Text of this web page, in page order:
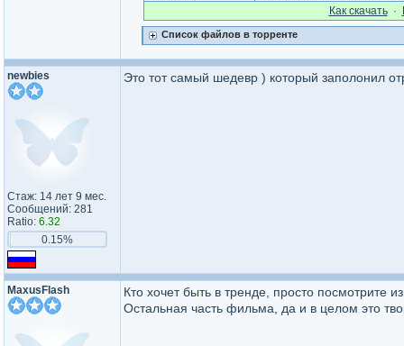
Как cкачать·
Список файлов в торренте
newbies
Стаж: 14 лет 9 мес.
Сообщений: 281
Ratio: 6.32
0.15%
Это тот самый шедевр ) который заполонил
MaxusFlash
Кто хочет быть в тренде, просто посмотрите
Остальная часть фильма, да и в целом это